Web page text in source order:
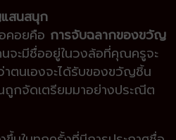
สนสนุก
คอยคือ การจับฉลากของขวัญ
จะมีชื่ออยู่ในวงล้อที่คุณครูจะ
ตนเองจะได้รับของขวัญชิ้น
กจัดเตรียมมาอย่างประณีต